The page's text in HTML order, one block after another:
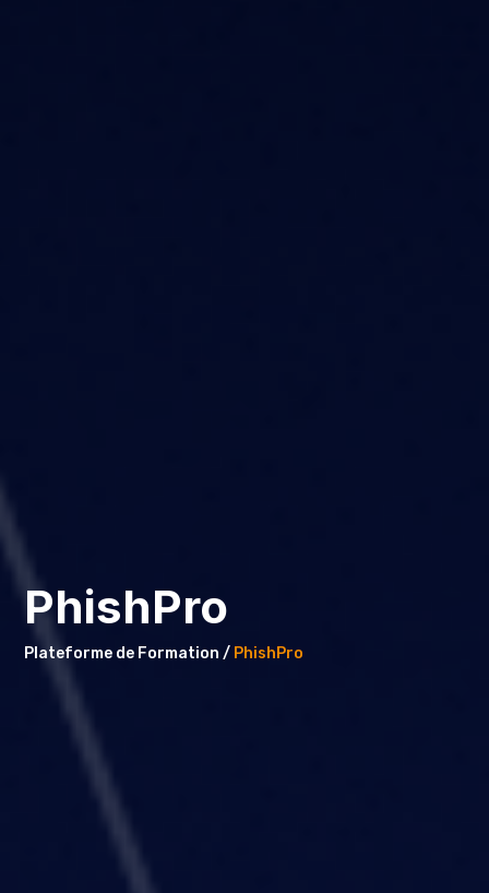
PhishPro
Plateforme de Formation / PhishPro